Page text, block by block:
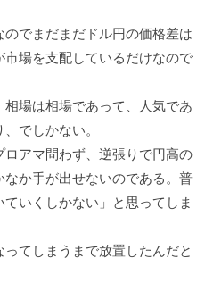
のでまだまだドル円の価格差は
場を支配しているだけなので
場は相場であって、人気であ
でしかない。
アマ問わず、逆張りで円高の
か手が出せないのである。普
いくしかない」と思ってしま
てしまうまで放置したんだと